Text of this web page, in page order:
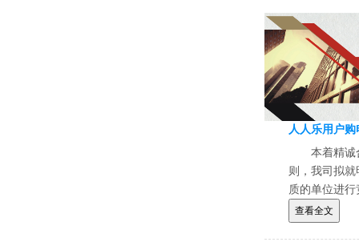
人人乐用户
本着精诚
则，我司拟
质的单位进行
查看全文